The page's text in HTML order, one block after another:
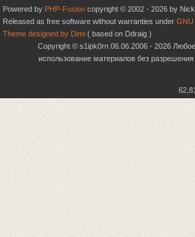
Powered by PHP-Fusion copyright © 2002 - 2026 by Nick
Released as free software without warranties under GNU
Theme designed by Dimi ( based on Ddraig )
Copyright © s1ipk0rn 06.06.2006 - 2026
использование материалов без